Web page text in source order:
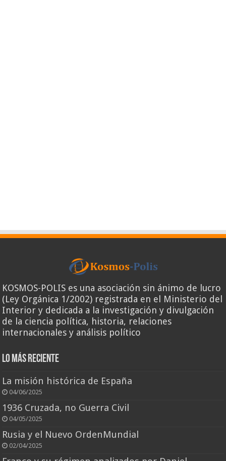
KOSMOS-POLIS es una asociación sin ánimo de lucro
(Ley Orgánica 1/2002) registrada en el Ministerio del
Interior y dedicada a la investigación y divulgación
de la ciencia política, historia, relaciones
internacionales y análisis político
Lo más reciente
La misión histórica de España
04/06/2025
1936 Cruzada, no Guerra Civil
04/05/2025
Rusia y el Nuevo OrdenMundial
02/04/2025